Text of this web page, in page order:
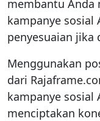
membantu Anda
kampanye sosial
penyesuaian jika
Menggunakan
dari
kampanye sosial
menciptakan